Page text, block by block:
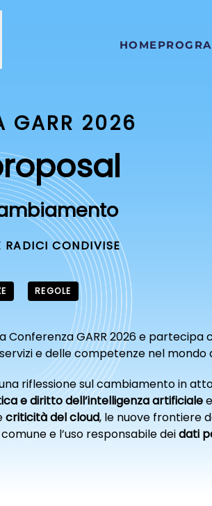
HOME
GARR 2026
RADICI CONDIVISE
REGOLE
GARR 2026 e partecipa
e delle competenze nel mondo
una riflessione sul cambiamento in
e diritto dell’intelligenza artificiale
criticità del cloud, le nuove frontiere
e l’uso responsabile deidati